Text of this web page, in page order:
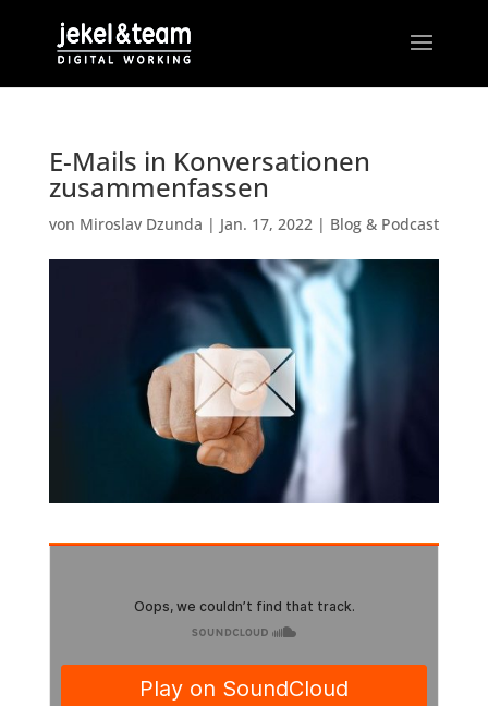
E-Mails in Konversationen
zusammenfassen
von Miroslav Dzunda | Jan. 17, 2022| Blog & Podcast